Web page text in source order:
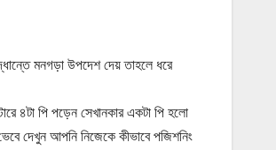
মনগড়া উপদেশ দেয় তাহলে ধরে
৪টা পি পড়েন সেখানকার একটা পি হলো
দেখুন আপনি নিজেকে কীভাবে পজিশনিং